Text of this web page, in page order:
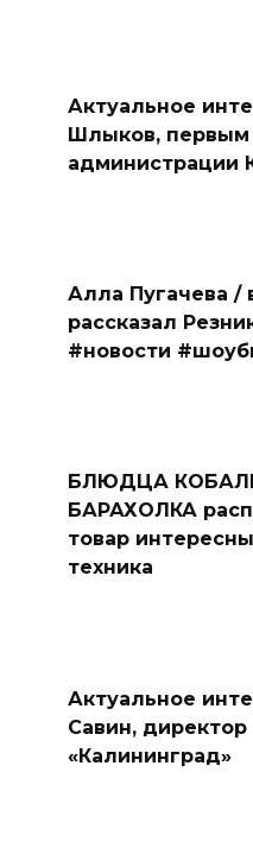
Актуальное
Шлыков, первым
администрации
Алла Пугачева /
рассказал
#новости
БЛЮДЦА
БАРАХОЛКА
товар
техника
Актуальное
Савин, директор
«Калининград»